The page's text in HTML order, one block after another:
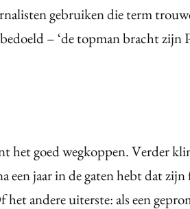
gebruiken die term
– ‘de topman bracht zijn
het goed wegkoppen. Verder
een jaar in de gaten hebt dat
het andere uiterste: als een